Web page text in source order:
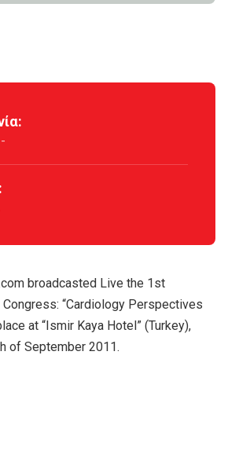
broadcasted Live the 1st
“Cardiology Perspectives
at “Ismir Kaya Hotel” (Turkey),
of September 2011.